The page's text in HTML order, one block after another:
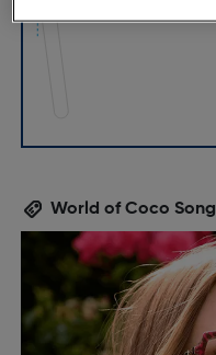
World of Coco Song